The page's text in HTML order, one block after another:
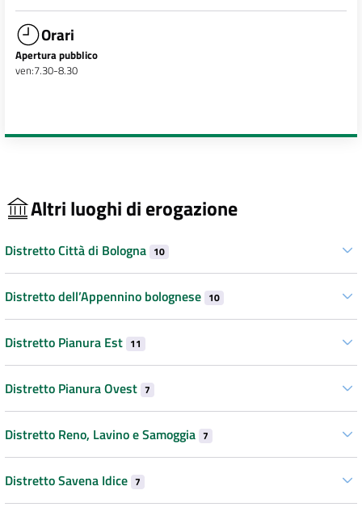
Orari
Apertura pubblico
ven:7.30-8.30
Altri luoghi di erogazione
Distretto Città di Bologna 10
Distretto dell’Appennino bolognese 10
Distretto Pianura Est 11
Distretto Pianura Ovest 7
Distretto Reno, Lavino e Samoggia 7
Distretto Savena Idice 7